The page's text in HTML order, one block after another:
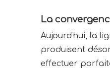
La
Aujourd'hui, la
produisent
effectuer